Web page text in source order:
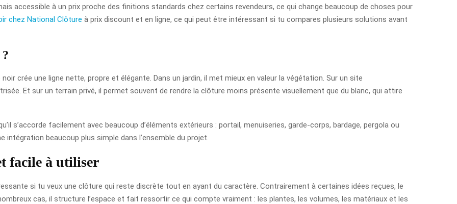
accessible à un prix proche des finitions standards chez certains revendeurs, ce qui change beaucoup de choses pour
chez National Clôture à prix discount et en ligne, ce qui peut être intéressant si tu compares plusieurs solutions avant
noir crée une ligne nette, propre et élégante. Dans un jardin, il met mieux en valeur la végétation. Sur un site
Et sur un terrain privé, il permet souvent de rendre la clôture moins présente visuellement que du blanc, qui attire
s’accorde facilement avec beaucoup d’éléments extérieurs : portail, menuiseries, garde-corps, bardage, pergola ou
intégration beaucoup plus simple dans l’ensemble du projet.
facile à utiliser
si tu veux une clôture qui reste discrète tout en ayant du caractère. Contrairement à certaines idées reçues, le
cas, il structure l’espace et fait ressortir ce qui compte vraiment : les plantes, les volumes, les matériaux et les